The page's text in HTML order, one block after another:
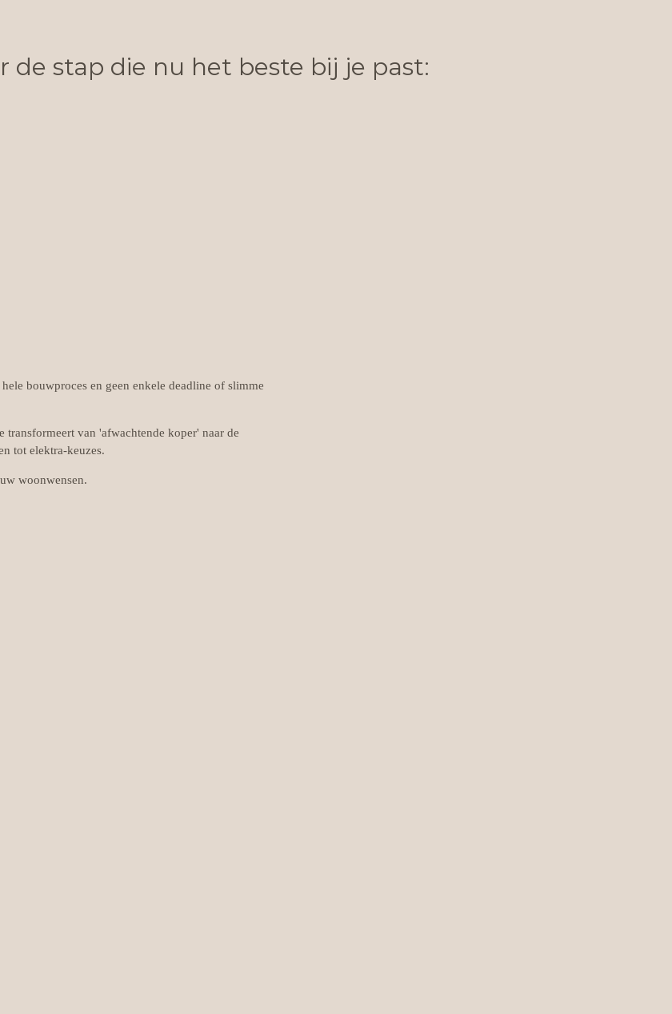
de stap die nu het beste bij je past:
bouwproces en geen enkele deadline of slimme
transformeert van 'afwachtende koper' naar de
tot elektra-keuzes.
woonwensen.